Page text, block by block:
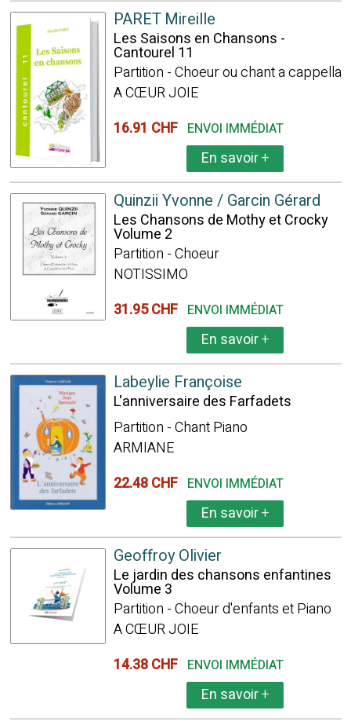
PARET Mireille
Les Saisons en Chansons -
Cantourel 11
Partition - Choeur ou chant a cappella
A CŒUR JOIE
16.91 CHF ENVOI IMMÉDIAT
En savoir+
Quinzii Yvonne / Garcin Gérard
Les Chansons de Mothy et Crocky
Volume 2
Partition - Choeur
NOTISSIMO
31.95 CHF ENVOI IMMÉDIAT
En savoir+
Labeylie Françoise
L'anniversaire des Farfadets
Partition - Chant Piano
ARMIANE
22.48 CHF ENVOI IMMÉDIAT
En savoir+
Geoffroy Olivier
Le jardin des chansons enfantines
Volume 3
Partition - Choeur d'enfants et Piano
A CŒUR JOIE
14.38 CHF ENVOI IMMÉDIAT
En savoir+